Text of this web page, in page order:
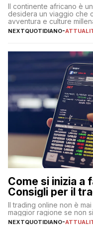
Il continente africano è
desidera un viaggio che
avventura e culture
NEXTQUOTIDIANO-
Come si inizia a
Consigli per il
Il trading online non è
maggior ragione se non
NEXTQUOTIDIANO-